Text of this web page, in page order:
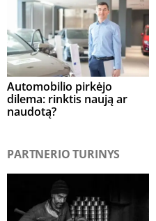
Automobilio pirkėjo
dilema: rinktis naują ar
naudotą?
PARTNERIO TURINYS